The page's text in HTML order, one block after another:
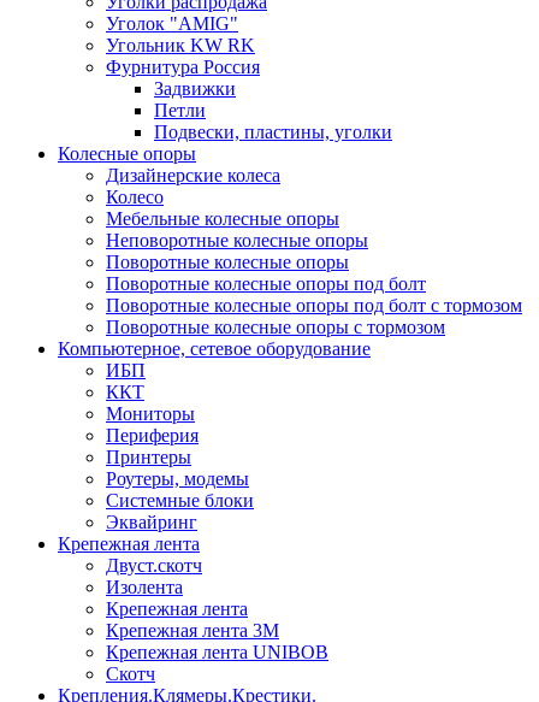
Уголок "AMIG"
Угольник KW RK
Фурнитура Россия
Задвижки
Петли
Подвески, пластины, уголки
Колесные опоры
Дизайнерские колеса
Колесо
Мебельные колесные опоры
Неповоротные колесные опоры
Поворотные колесные опоры
Поворотные колесные опоры под болт
Поворотные колесные опоры под болт с тормозом
Поворотные колесные опоры с тормозом
Компьютерное, сетевое оборудование
ИБП
ККТ
Мониторы
Периферия
Принтеры
Роутеры, модемы
Системные блоки
Эквайринг
Крепежная лента
Двуст.скотч
Изолента
Крепежная лента
Крепежная лента 3М
Крепежная лента UNIBOB
Скотч
Крепления.Клямеры.Крестики.